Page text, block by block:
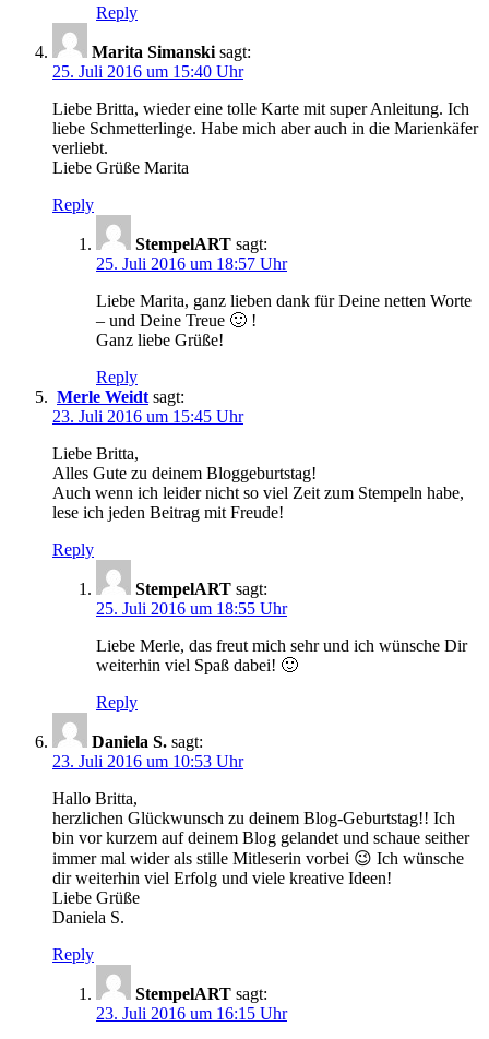
Reply
Marita Simanski sagt:
25. Juli 2016 um 15:40 Uhr
Liebe Britta, wieder eine tolle Karte mit super Anleitung. Ich
liebe Schmetterlinge. Habe mich aber auch in die Marienkäfer
verliebt.
Liebe Grüße Marita
Reply
StempelART sagt:
25. Juli 2016 um 18:57 Uhr
Liebe Marita, ganz lieben dank für Deine netten Worte
– und Deine Treue 🙂 !
Ganz liebe Grüße!
Reply
Merle Weidt sagt:
23. Juli 2016 um 15:45 Uhr
Liebe Britta,
Alles Gute zu deinem Bloggeburtstag!
Auch wenn ich leider nicht so viel Zeit zum Stempeln habe,
lese ich jeden Beitrag mit Freude!
Reply
StempelART sagt:
25. Juli 2016 um 18:55 Uhr
Liebe Merle, das freut mich sehr und ich wünsche Dir
weiterhin viel Spaß dabei! 🙂
Reply
Daniela S. sagt:
23. Juli 2016 um 10:53 Uhr
Hallo Britta,
herzlichen Glückwunsch zu deinem Blog-Geburtstag!! Ich
bin vor kurzem auf deinem Blog gelandet und schaue seither
immer mal wider als stille Mitleserin vorbei 😉 Ich wünsche
dir weiterhin viel Erfolg und viele kreative Ideen!
Liebe Grüße
Daniela S.
Reply
StempelART sagt:
23. Juli 2016 um 16:15 Uhr